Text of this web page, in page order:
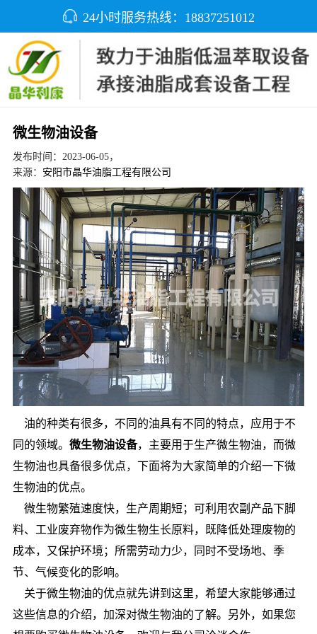
24小时服务热线：18837251012
微生物油设备
发布时间：2023-06-05，
来源： 安阳市晶华油脂工程有限公司
油的种类有很多，不同的油具有不同的特点，应用于不
同的领域。 微生物油设备，主要用于生产微生物油，而微
生物油也具备很多优点，下面将为大家简单的介绍一下微
生物油的优点。
微生物繁殖速度快，生产周期短；可利用农副产品下脚
料、工业废弃物作为微生物生长原料，既降低处理废物的
成本，又保护环境；所需劳动力少，同时不受场地、季
节、气候变化的影响。
关于微生物油的优点就先讲到这里，希望大家能够通过
这些信息的介绍，加深对微生物油的了解。另外，如果您